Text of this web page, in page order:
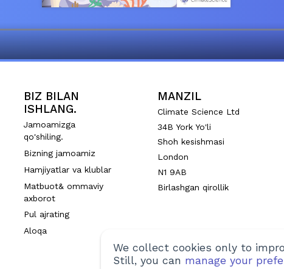
BIZ BILAN
ISHLANG.
Jamoamizga
qo'shiling.
Bizning jamoamiz
Hamjiyatlar va klublar
Matbuot& ommaviy
axborot
Pul ajrating
Aloqa
MANZIL
Climate Science Ltd
34B York Yo'li
Shoh kesishmasi
London
N1 9AB
Birlashgan qirollik
We collect cookies only to
Still, you can manage your